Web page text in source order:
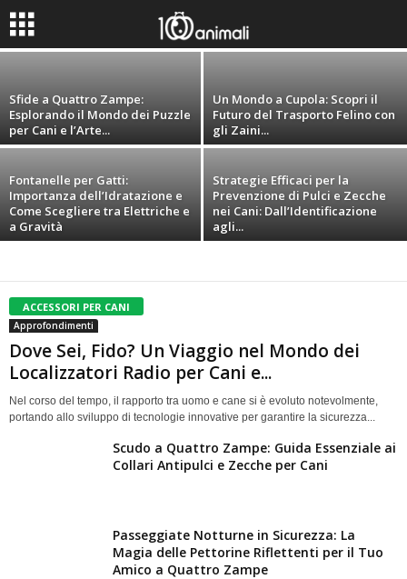
per Cani: Benefici, Scelte e Salute Articolare
Sfide a Quattro Zampe:
Esplorando il Mondo dei Puzzle
per Cani e l’Arte...
Un Mondo a Cupola: Scopri il
Futuro del Trasporto Felino con
gli Zaini...
Fontanelle per Gatti:
Importanza dell’Idratazione e
Come Scegliere tra Elettriche e
a Gravità
Strategie Efficaci per la
Prevenzione di Pulci e Zecche
nei Cani: Dall’Identificazione
agli...
ACCESSORI PER CANI
Approfondimenti
Dove Sei, Fido? Un Viaggio nel Mondo dei
Localizzatori Radio per Cani e...
Nel corso del tempo, il rapporto tra uomo e cane si è evoluto notevolmente,
portando allo sviluppo di tecnologie innovative per garantire la sicurezza...
Scudo a Quattro Zampe: Guida Essenziale ai
Collari Antipulci e Zecche per Cani
Passeggiate Notturne in Sicurezza: La
Magia delle Pettorine Riflettenti per il Tuo
Amico a Quattro Zampe